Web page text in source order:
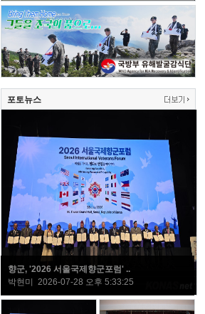
포토뉴스
향군, '2026 서울국제향군포럼' ..
박현미 2026-07-28 오후 5:33:25